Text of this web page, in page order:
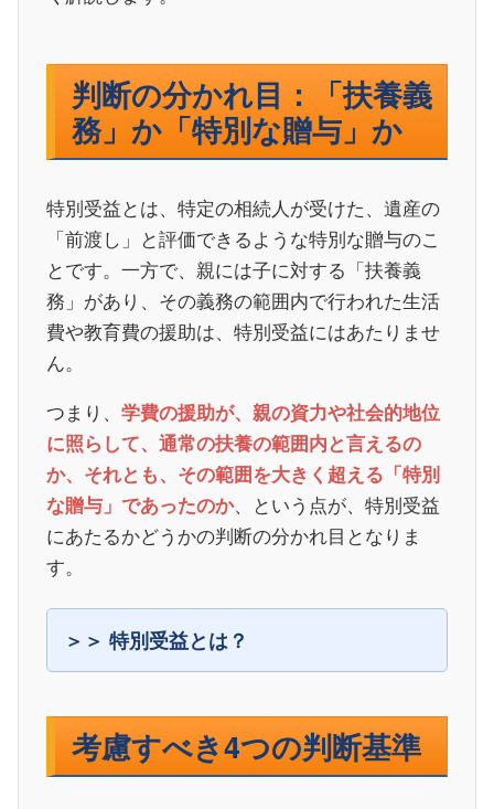
判断の分かれ目：「扶養義
務」か「特別な贈与」か
特別受益とは、特定の相続人が受けた、遺産の
「前渡し」と評価できるような特別な贈与のこ
とです。一方で、親には子に対する「扶養義
務」があり、その義務の範囲内で行われた生活
費や教育費の援助は、特別受益にはあたりませ
ん。
つまり、 学費の援助が、親の資力や社会的地位
に照らして、通常の扶養の範囲内と言えるの
か、それとも、その範囲を大きく超える「特別
な贈与」であったのか、という点が、特別受益
にあたるかどうかの判断の分かれ目となりま
す。
特別受益とは？
考慮すべき4つの判断基準